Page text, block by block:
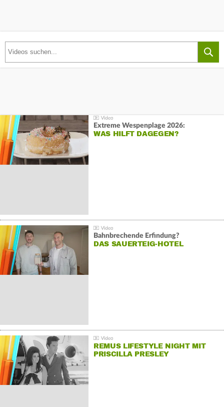
Extreme Wespenplage 2026:
WAS HILFT DAGEGEN?
Bahnbrechende Erfindung?
DAS SAUERTEIG-HOTEL
REMUS LIFESTYLE NIGHT MIT
PRISCILLA PRESLEY